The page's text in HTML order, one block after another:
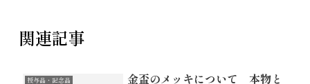
関連記事
授与品・記念品
金盃のメッキについて 本物と